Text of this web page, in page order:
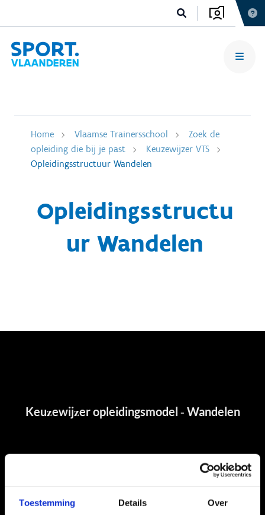
Toestemming Details Over
Home Vlaamse Trainersschool
Zoek de
opleiding die bij je past
Keuzewijzer VTS
Opleidingsstructuur Wandelen
Opleidingsstructu
ur Wandelen